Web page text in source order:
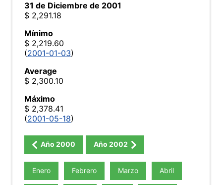
31 de Diciembre de 2001
$ 2,291.18
Mínimo
$ 2,219.60
(2001-01-03)
Average
$ 2,300.10
Máximo
$ 2,378.41
(2001-05-18)
Año 2000 Año 2002
Enero Febrero Marzo Abril